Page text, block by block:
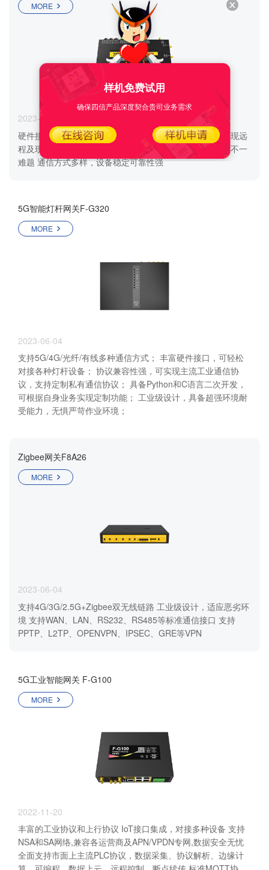
MORE
2023-10-16
硬件接口丰富，满足现场各种仪表接入 语音告警功能，实现远
程及现场语音控制播报 丰富通信协议，解决工业现场协议不一
难题 通信方式多样，设备稳定可靠性强
5G智能灯杆网关F-G320
MORE
2023-06-04
支持5G/4G/光纤/有线多种通信方式； 丰富硬件接口，可轻松
对接各种灯杆设备； 协议兼容性强，可实现主流工业通信协
议，支持定制私有通信协议； 具备Python和C语言二次开发，
可根据自身业务实现定制功能； 工业级设计，具备超强环境耐
受能力，无惧严苛作业环境；
Zigbee网关F8A26
MORE
2023-06-04
支持4G/3G/2.5G+Zigbee双无线链路 工业级设计，适应恶劣环
境 支持WAN、LAN、RS232、RS485等标准通信接口 支持
PPTP、L2TP、OPENVPN、IPSEC、GRE等VPN
5G工业智能网关 F-G100
MORE
2022-11-20
丰富的工业协议和上行协议 IoT接口集成，对接多种设备 支持
NSA和SA网络,兼容各运营商及APN/VPDN专网,数据安全无忧
全面支持市面上主流PLC协议，数据采集、协议解析、边缘计
样机免费试用
确保四信产品深度契合贵司业务需求